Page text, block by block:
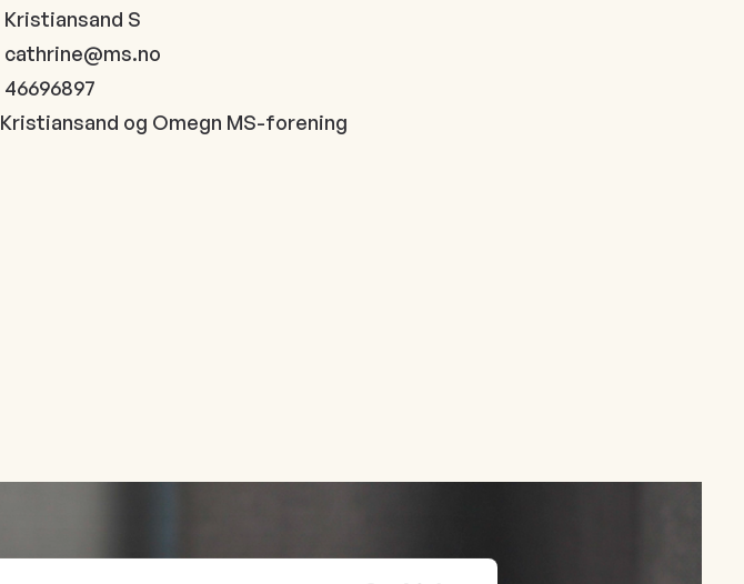
Kristiansand S
cathrine@ms.no
46696897
Kristiansand og Omegn MS-forening